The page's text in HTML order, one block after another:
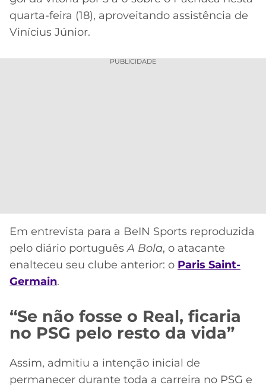
ONLINE
2026
GRÊMIO
ATLÉTICO
LALIGA
quarta-feira (18), aproveitando assistência de
Vinícius Júnior.
PUBLICIDADE
Em entrevista para a BeIN Sports reproduzida
pelo diário portuguêsA Bola, o atacante
enalteceu seu clube anterior: o Paris Saint-
Germain.
“Se não fosse o Real, ficaria
no PSG pelo resto da vida”
Assim, admitiu a intenção inicial de
permanecer durante toda a carreira no PSG e